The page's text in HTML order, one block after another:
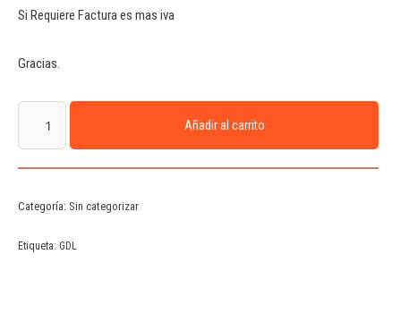
Si Requiere Factura es mas iva
Gracias.
Añadir al carrito
Categoría: Sin categorizar
Etiqueta: GDL